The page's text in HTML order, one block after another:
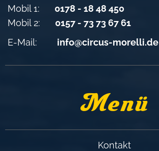
Mobil 1: 0178 - 18 48 450
Mobil 2: 0157 - 73 73 67 61
E-Mail: info@circus-morelli.de
Menü
Kontakt